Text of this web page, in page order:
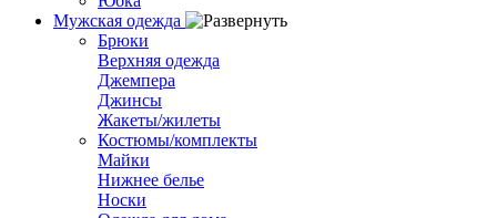
Мужская одежда
Брюки
Верхняя одежда
Джемпера
Джинсы
Жакеты/жилеты
Костюмы/комплекты
Майки
Нижнее белье
Носки